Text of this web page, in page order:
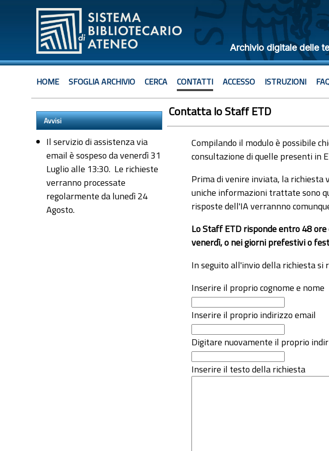
Archivio digitale delle
HOME SFOGLIA ARCHIVIO CERCA CONTATTI ACCESSO ISTRUZIONI
Avvisi
Il servizio di assistenza via
email è sospeso da venerdì 31
Luglio alle 13:30. Le richieste
verranno processate
regolarmente da lunedì 24
Agosto.
Contatta lo Staff ETD
Compilando il modulo è possibile
consultazione di quelle presenti in
Prima di venire inviata, la
uniche informazioni trattate sono
risposte dell'IA verrannno
Lo Staff ETD risponde entro 48
venerdì, o nei giorni prefestivi o
In seguito all'invio della richiesta si
Inserire il proprio cognome e nome
Inserire il proprio indirizzo email
Digitare nuovamente il proprio
Inserire il testo della richiesta